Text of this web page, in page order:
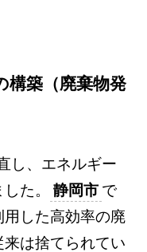
構築（廃棄物発
し、エネルギー
た。
静岡市 で
した高効率の廃
は捨てられてい